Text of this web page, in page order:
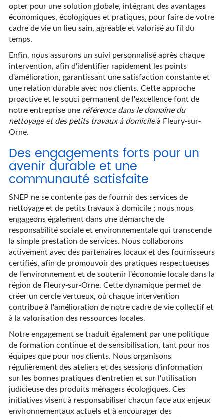
opter pour une solution globale, intégrant des avantages
économiques, écologiques et pratiques, pour faire de votre
cadre de vie un lieu sain, agréable et valorisé au fil du
temps.
Enfin, nous assurons un suivi personnalisé après chaque
intervention, afin d'identifier rapidement les points
d'amélioration, garantissant une satisfaction constante et
une relation durable avec nos clients. Cette approche
proactive et le souci permanent de l'excellence font de
notre entreprise une référence dans le domaine du
nettoyage et des petits travaux à domicileà Fleury-sur-
Orne.
Des engagements forts pour un
avenir durable et une
communauté satisfaite
SNEP ne se contente pas de fournir des services de
nettoyage et de petits travaux à domicile ; nous nous
engageons également dans une démarche de
responsabilité sociale et environnementale qui transcende
la simple prestation de services. Nous collaborons
activement avec des partenaires locaux et des fournisseurs
certifiés, afin de promouvoir des pratiques respectueuses
de l'environnement et de soutenir l'économie locale dans la
région de Fleury-sur-Orne. Cette dynamique permet de
créer un cercle vertueux, où chaque intervention
contribue à l'amélioration de notre cadre de vie collectif et
à la valorisation des ressources locales.
Notre engagement se traduit également par une politique
de formation continue et de sensibilisation, tant pour nos
équipes que pour nos clients. Nous organisons
régulièrement des ateliers et des sessions d'information
sur les bonnes pratiques d'entretien et sur l'utilisation
judicieuse des produits ménagers écologiques. Ces
initiatives visent à responsabiliser chacun face aux enjeux
environnementaux actuels et à encourager des